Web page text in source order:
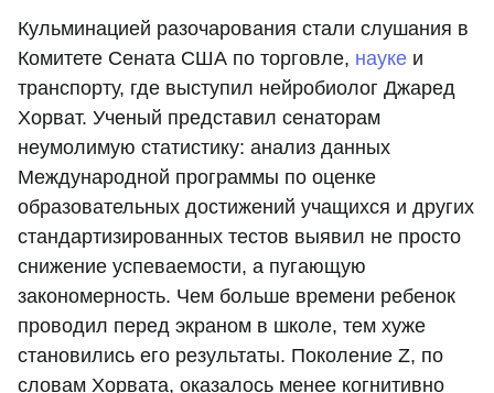
Кульминацией разочарования стали слушания в
Комитете Сената США по торговле, науке и
транспорту, где выступил нейробиолог Джаред
Хорват. Ученый представил сенаторам
неумолимую статистику: анализ данных
Международной программы по оценке
образовательных достижений учащихся и других
стандартизированных тестов выявил не просто
снижение успеваемости, а пугающую
закономерность. Чем больше времени ребенок
проводил перед экраном в школе, тем хуже
становились его результаты. Поколение Z, по
словам Хорвата, оказалось менее когнитивно